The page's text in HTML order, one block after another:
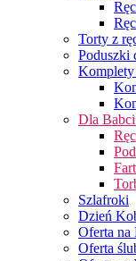
Torty z
Poduszki
Dla
Szlafroki
Dzień
Oferta na
Oferta